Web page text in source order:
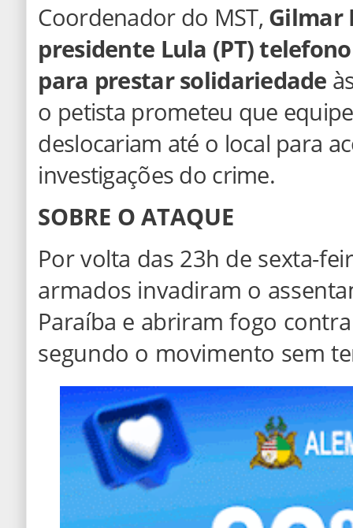
Coordenador do MST, Gilmar
presidente Lula (PT)
para prestar solidariedade
o petista prometeu que
deslocariam até o local para
investigações do crime.
SOBRE O ATAQUE
Por volta das 23h de sexta-
armados invadiram o
Paraíba e abriram fogo
segundo o movimento sem